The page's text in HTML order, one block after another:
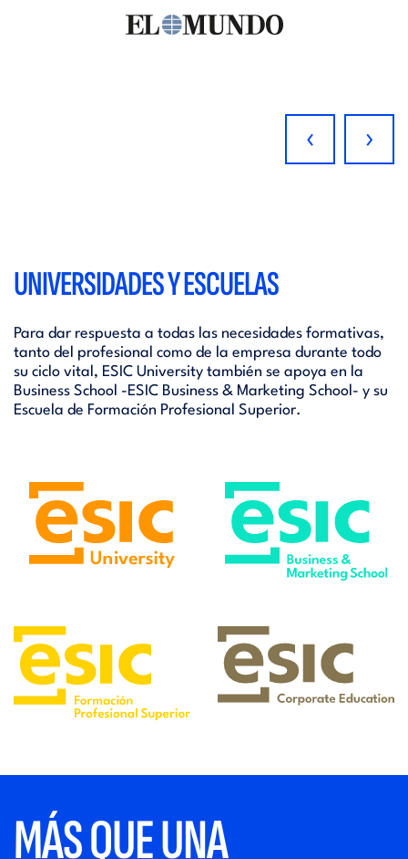
‹ ›
UNIVERSIDADES Y ESCUELAS
Para dar respuesta a todas las necesidades formativas,
tanto del profesional como de la empresa durante todo
su ciclo vital, ESIC University también se apoya en la
Business School -ESIC Business & Marketing School- y su
Escuela de Formación Profesional Superior.
MÁS QUE UNA